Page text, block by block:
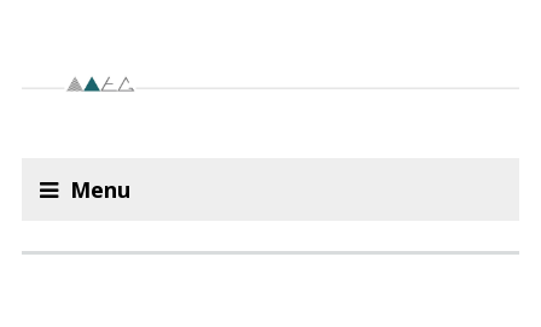
Menu